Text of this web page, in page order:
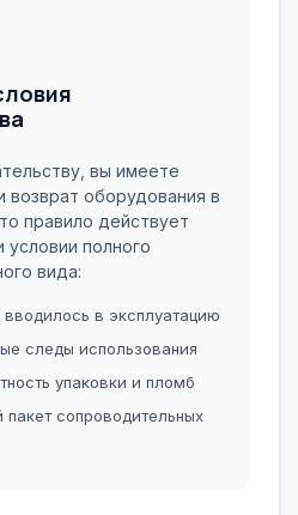
вы имеете
возврат оборудования в
правило действует
условии полного
вида:
в эксплуатацию
следы использования
упаковки и пломб
сопроводительных